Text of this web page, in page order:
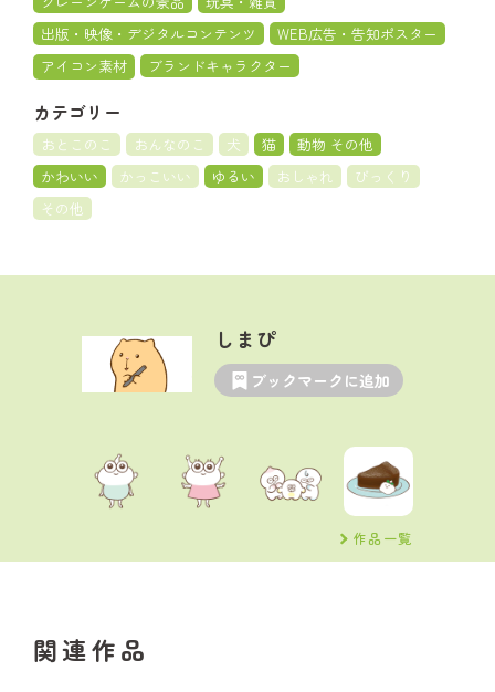
出版・映像・デジタルコンテンツ
WEB広告・告知ポスター
アイコン素材
ブランドキャラクター
カテゴリー
おとこのこ おんなのこ 犬 猫
動物 その他
かわいい
かっこいい ゆるい おしゃれ
びっくり
その他
しまぴ
ブックマークに追加
作品一覧
関連作品